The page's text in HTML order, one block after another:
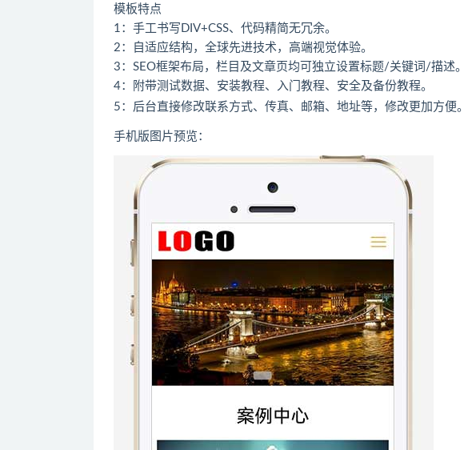
模板特点
1：手工书写DIV+CSS、代码精简无冗余。
2：自适应结构，全球先进技术，高端视觉体验。
3：SEO框架布局，栏目及文章页均可独立设置标题/关键词/描述。
4：附带测试数据、安装教程、入门教程、安全及备份教程。
5：后台直接修改联系方式、传真、邮箱、地址等，修改更加方便。
手机版图片预览：